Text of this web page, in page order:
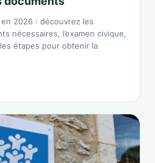
2026 : découvrez les
nécessaires, l’examen civique,
étapes pour obtenir la